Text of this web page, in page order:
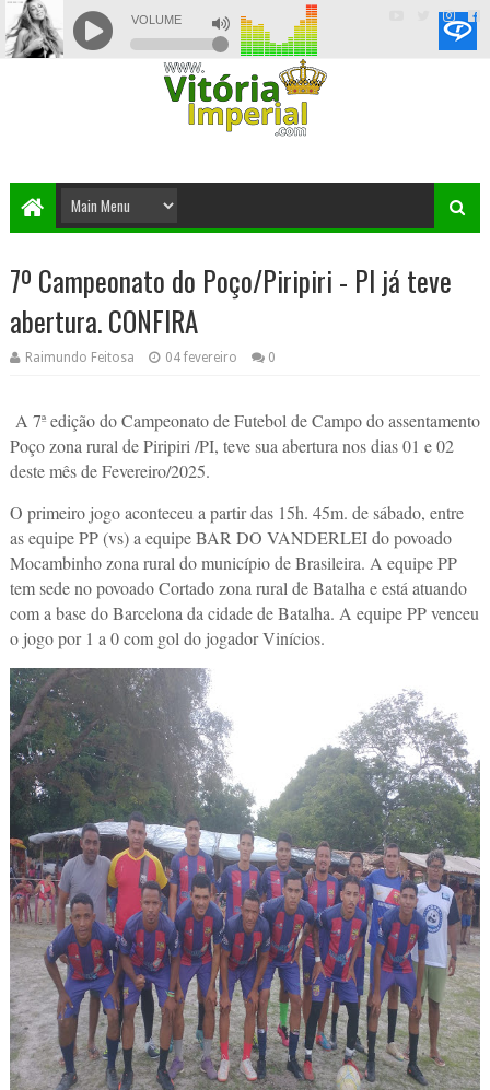
7º Campeonato do Poço/Piripiri - PI já teve
abertura. CONFIRA
Raimundo Feitosa 04 fevereiro 0
A 7ª edição do Campeonato de Futebol de Campo do assentamento
Poço zona rural de Piripiri /PI, teve sua abertura nos dias 01 e 02
deste mês de Fevereiro/2025.
O primeiro jogo aconteceu a partir das 15h. 45m. de sábado, entre
as equipe PP (vs) a equipe BAR DO VANDERLEI do povoado
Mocambinho zona rural do município de Brasileira. A equipe PP
tem sede no povoado Cortado zona rural de Batalha e está atuando
com a base do Barcelona da cidade de Batalha. A equipe PP venceu
o jogo por 1 a 0 com gol do jogador Vinícios.